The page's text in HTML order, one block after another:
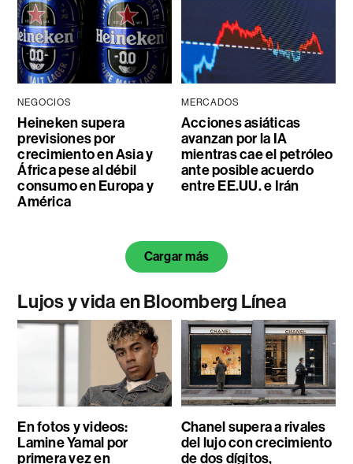
NEGOCIOS
Heineken supera
previsiones por
crecimiento en Asia y
África pese al débil
consumo en Europa y
América
MERCADOS
Acciones asiáticas
avanzan por la IA
mientras cae el petróleo
ante posible acuerdo
entre EE.UU. e Irán
Cargar más
Lujos y vida en Bloomberg Línea
En fotos y videos:
Lamine Yamal por
primera vez en
Chanel supera a rivales
del lujo con crecimiento
de dos dígitos,